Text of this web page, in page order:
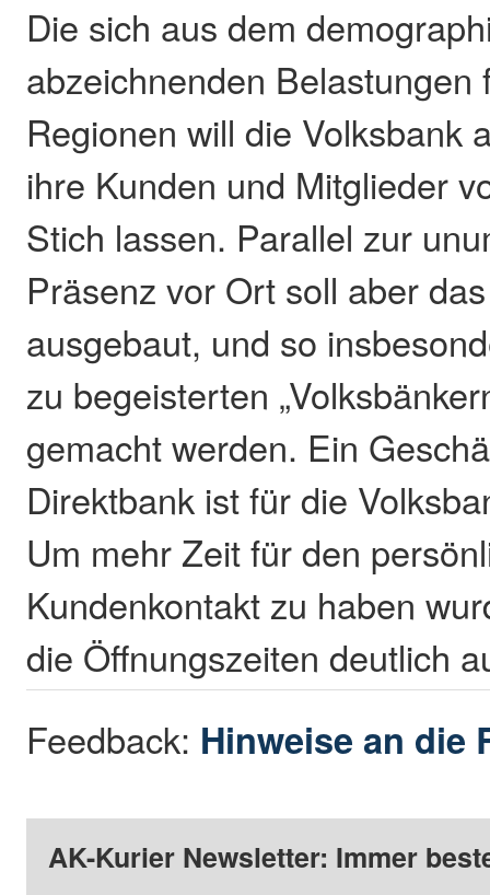
Die sich aus dem
abzeichnenden Belastungen
Regionen will die Volksbank
ihre Kunden und Mitglieder
Stich lassen. Parallel zur
Präsenz vor Ort soll aber
ausgebaut, und so
zu begeisterten
gemacht werden. Ein
Direktbank ist für die
Um mehr Zeit für den
Kundenkontakt zu haben
die Öffnungszeiten deutlich
Feedback: Hinweise an die
AK-Kurier Newsletter: Immer